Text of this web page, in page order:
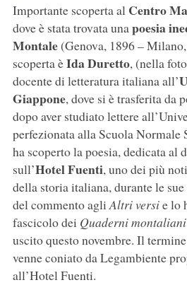
Importante scoperta al Centro
dove è stata trovata unapoesia
Montale(Genova, 1896 –
scoperta èIda Duretto, (nella
docente di letteratura italiana all’
Giappone, dove si è trasferita da
dopo aver studiato lettere
perfezionata alla Scuola Normale
ha scoperto la poesia, dedicata al
sull’Hotel Fuenti, uno dei più
della storia italiana, durante le
del commento agliAltri versie lo
fascicolo dei Quaderni montaliani
uscito questo novembre. Il
venne coniato da Legambiente
all’Hotel Fuenti.